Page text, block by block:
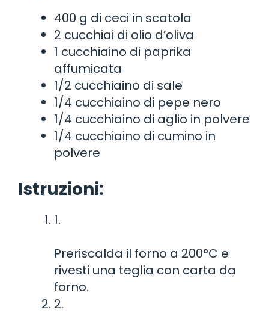
400 g di ceci in scatola
2 cucchiai di olio d’oliva
1 cucchiaino di paprika
affumicata
1/2 cucchiaino di sale
1/4 cucchiaino di pepe nero
1/4 cucchiaino di aglio in polvere
1/4 cucchiaino di cumino in
polvere
Istruzioni:
1.
Preriscalda il forno a 200°C e
rivesti una teglia con carta da
forno.
2.